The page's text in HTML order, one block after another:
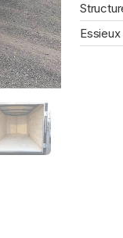
Essieux